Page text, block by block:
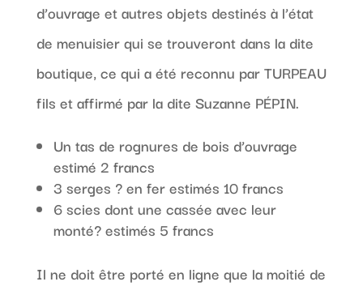
d’ouvrage et autres objets destinés à l’état
de menuisier qui se trouveront dans la dite
boutique, ce qui a été reconnu par TURPEAU
fils et affirmé par la dite Suzanne PÉPIN.
Un tas de rognures de bois d’ouvrage
estimé 2 francs
3 serges ? en fer estimés 10 francs
6 scies dont une cassée avec leur
monté? estimés 5 francs
Il ne doit être porté en ligne que la moitié de